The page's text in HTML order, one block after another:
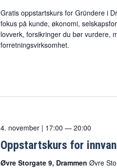
Gratis oppstartskurs for Gründere i
fokus på kunde, økonomi,
lovverk, forsikringer du bør vurdere,
forretningsvirksomhet.
4. november | 17:00 — 20:00
Oppstartskurs for
Øvre Storgate 9, Drammen Øvre